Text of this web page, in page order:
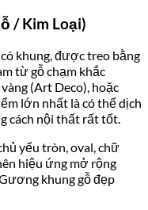
/ Kim Loại)
khung, được treo bằng
từ gỗ chạm khắc
(Art Deco), hoặc
lớn nhất là có thể dịch
cách nội thất rất tốt.
yếu tròn, oval, chữ
hiệu ứng mở rộng
khung gỗ đẹp